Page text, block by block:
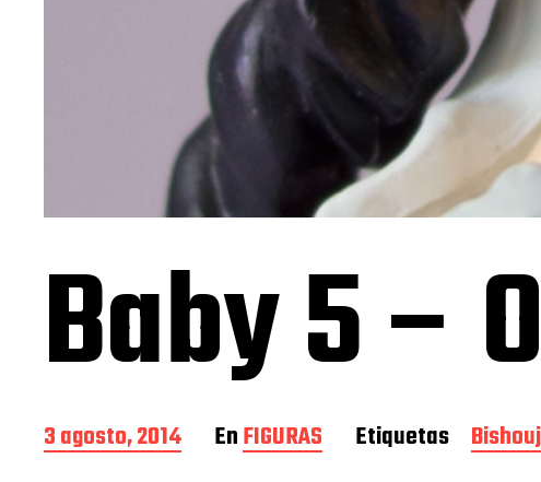
Baby 5 –
F
e
3 agosto, 2014 EnFIGURAS Etiquetas